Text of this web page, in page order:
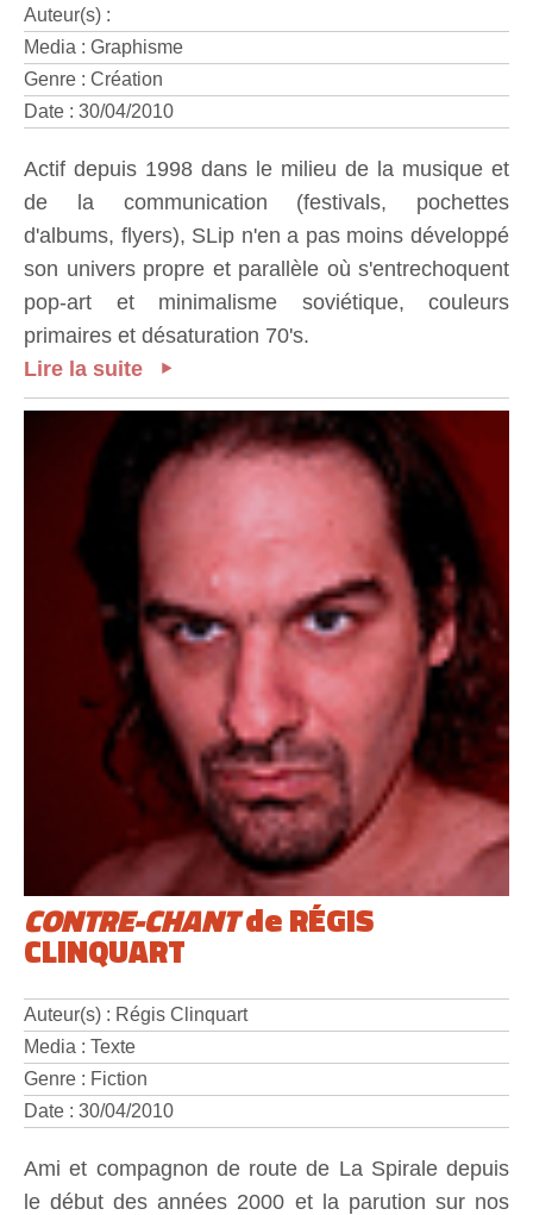
Auteur(s) :
Media : Graphisme
Genre : Création
Date : 30/04/2010
Actif depuis 1998 dans le milieu de la musique et
de la communication (festivals, pochettes
d'albums, flyers), SLip n'en a pas moins développé
son univers propre et parallèle où s'entrechoquent
pop-art et minimalisme soviétique, couleurs
primaires et désaturation 70's.
Lire la suite
CONTRE-CHANTde RÉGIS
CLINQUART
Auteur(s) : Régis Clinquart
Media : Texte
Genre : Fiction
Date : 30/04/2010
Ami et compagnon de route de La Spirale depuis
le début des années 2000 et la parution sur nos